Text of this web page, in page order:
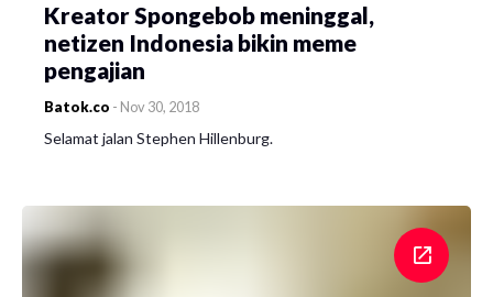
Kreator Spongebob meninggal,
netizen Indonesia bikin meme
pengajian
Batok.co - Nov 30, 2018
Selamat jalan Stephen Hillenburg.